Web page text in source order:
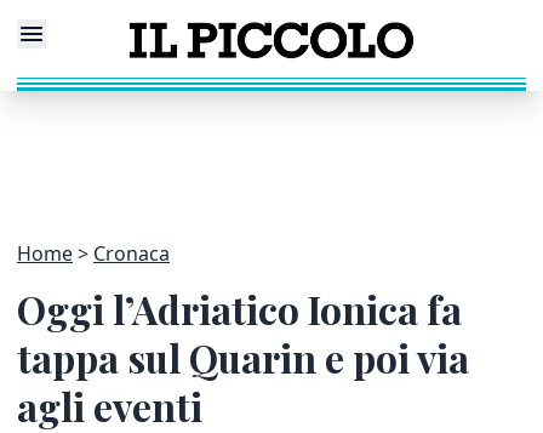
Home Cronaca
Oggi l’Adriatico Ionica fa
tappa sul Quarin e poi via
agli eventi